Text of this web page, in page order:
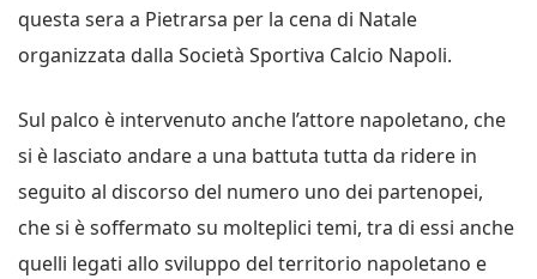
questa sera a Pietrarsa per la cena di Natale
organizzata dalla Società Sportiva Calcio Napoli.
Sul palco è intervenuto anche l’attore napoletano, che
si è lasciato andare a una battuta tutta da ridere in
seguito al discorso del numero uno dei partenopei,
che si è soffermato su molteplici temi, tra di essi anche
quelli legati allo sviluppo del territorio napoletano e